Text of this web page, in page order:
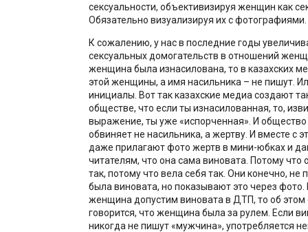
сексуальности, объективизируя женщин как
Обязательно визуализируя их с фотографиями.
К сожалению, у нас в последние годы
сексуальных домогательств в отношений
женщина была изнасилована, то в казахских
этой женщины, а имя насильника – не пишут.
инициалы. Вот так казахские медиа создают
обществе, что если ты изнасилованная, то,
выражение, ты уже «испорченная». И
обвиняет не насильника, а жертву. И вместе с
даже прилагают фото жертв в мини-юбках и
читателям, что она сама виновата. Потому что
так, потому что вела себя так. Они конечно, не
была виновата, но показывают это через фото.
женщина допустим виновата в ДТП, то об этом
говорится, что женщина была за рулем. Если
никогда не пишут «мужчина», употребляется